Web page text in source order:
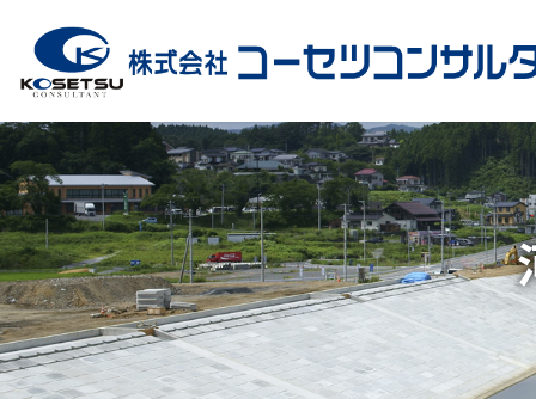
テ
ン
ツ
へ
ス
キ
ッ
プ
ゲ
ー
シ
ョ
ン
に
移
動